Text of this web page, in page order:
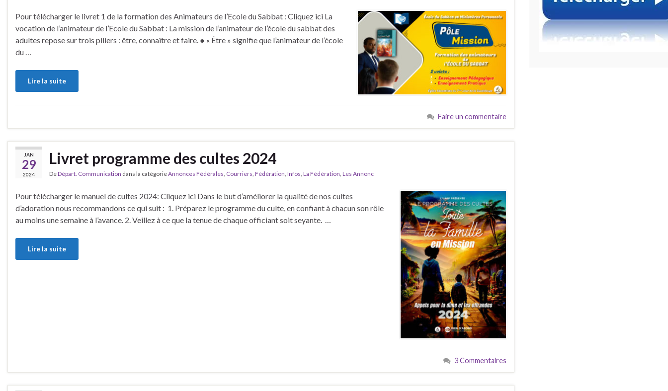
Pour télécharger le livret 1 de la formation des Animateurs de l’Ecole du Sabbat : Cliquez ici La
vocation de l’animateur de l’Ecole du Sabbat : La mission de l’animateur de l’école du sabbat des
adultes repose sur trois piliers : être, connaître et faire. ● « Être » signifie que l’animateur de l’école
du …
Lire la suite
Faire un commentaire
JAN
29
2024
Livret programme des cultes 2024
DeDépart. Communication dans la catégorieAnnonces Fédérales, Courriers, Fédération, Infos, La Fédération, Les Annonc
Pour télécharger le manuel de cultes 2024: Cliquez ici Dans le but d’améliorer la qualité de nos cultes
d’adoration nous recommandons ce qui suit : 1. Préparez le programme du culte, en confiant à chacun son rôle
au moins une semaine à l’avance. 2. Veillez à ce que la tenue de chaque officiant soit seyante. …
Lire la suite
3 Commentaires